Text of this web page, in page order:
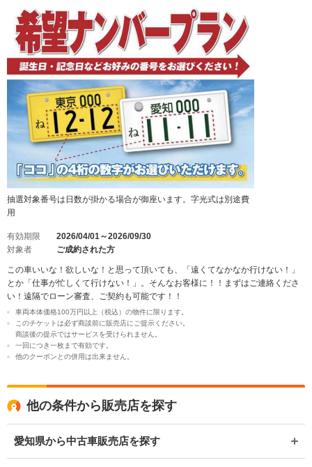
抽選対象番号は日数が掛かる場合が御座います。字光式は別途費
用
有効期限
2026/04/01～2026/09/30
対象者
ご成約された方
この車いいな！欲しいな！と思って頂いても、「遠くてなかなか行けない！」
とか「仕事が忙しくて行けない！」。そんなお客様に！！まずはご連絡くださ
い！遠隔でローン審査、ご契約も可能です！！
車両本体価格100万円以上（税込）の物件に限ります。
このチケットは必ず商談前に販売店にご提示ください。
商談後の提示ではサービスを受けられません。
一回につき一枚まで有効です。
他のクーポンとの併用は出来ません。
他の条件から販売店を探す
愛知県から中古車販売店を探す